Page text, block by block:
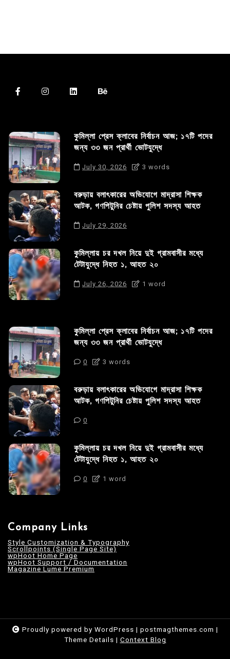
কুমিল্লা প্রেস ক্লাবের নির্বাচন আজ; ১৭টি পদের
জন্য ৩৩ জন প্রার্থী ভোটযুদ্ধে
July 30, 2026 3 words
বরুড়ায় বলাৎকারের অভিযোগে মাদ্রাসা শিক্ষক
আটক, গণপিটুনির চেষ্টায় পুলিশ সদস্য আহত
July 29, 2026
কুমিল্লায় চর দখল নিয়ে দুই গ্রামবাসীর মধ্যে
টেটাযুদ্ধে নিহত ১, আহত ২০
July 26, 2026 1 word
কুমিল্লা প্রেস ক্লাবের নির্বাচন আজ; ১৭টি পদের
জন্য ৩৩ জন প্রার্থী ভোটযুদ্ধে
0 3 words
বরুড়ায় বলাৎকারের অভিযোগে মাদ্রাসা শিক্ষক
আটক, গণপিটুনির চেষ্টায় পুলিশ সদস্য আহত
0
কুমিল্লায় চর দখল নিয়ে দুই গ্রামবাসীর মধ্যে
টেটাযুদ্ধে নিহত ১, আহত ২০
0 1 word
Company Links
Style Customization & Typography
Scrollpoints (Single Page Site)
wpHoot Home Page
wpHoot Support / Documentation
Magazine Lume Premium
Proudly powered by WordPress | postmagthemes.com |
Theme Details | Context Blog